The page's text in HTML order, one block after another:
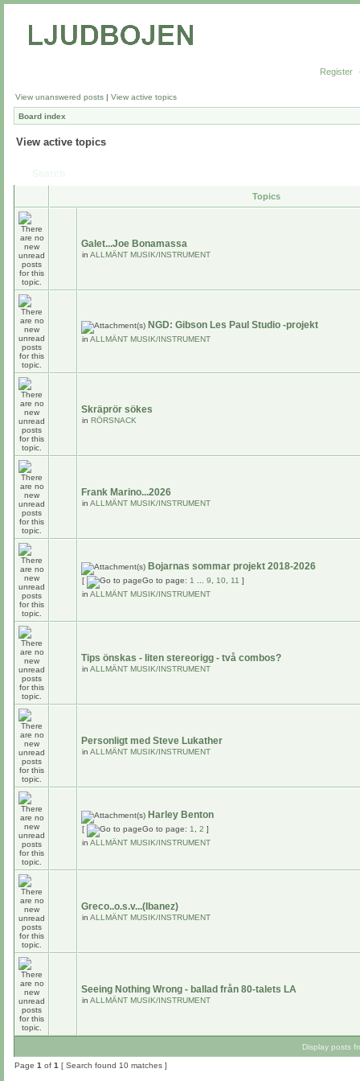
Register
View unanswered posts | View active topics
Board index
View active topics
Topics
Galet...Joe Bonamassa
in ALLMÄNT MUSIK/INSTRUMENT
NGD: Gibson Les Paul Studio -projekt
in ALLMÄNT MUSIK/INSTRUMENT
Skräprör sökes
in RÖRSNACK
Frank Marino...2026
in ALLMÄNT MUSIK/INSTRUMENT
Bojarnas sommar projekt 2018-2026
[ Go to page: 1 9 10 11 ]
in ALLMÄNT MUSIK/INSTRUMENT
Tips önskas - liten stereorigg - två combos?
in ALLMÄNT MUSIK/INSTRUMENT
Personligt med Steve Lukather
in ALLMÄNT MUSIK/INSTRUMENT
Harley Benton
[ Go to page: 1 2 ]
in ALLMÄNT MUSIK/INSTRUMENT
Greco..o.s.v...(Ibanez)
in ALLMÄNT MUSIK/INSTRUMENT
Seeing Nothing Wrong - ballad från 80-talets LA
in ALLMÄNT MUSIK/INSTRUMENT
Display posts
Page 1 of 1 [ Search found 10 matches ]